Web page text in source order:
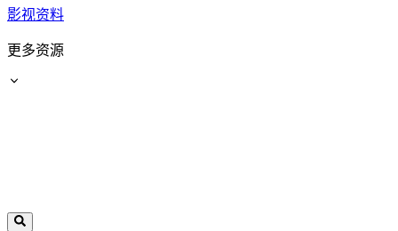
影视资料
更多资源